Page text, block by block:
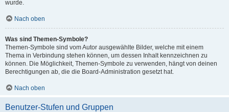
wurde.
Nach oben
Was sind Themen-Symbole?
Themen-Symbole sind vom Autor ausgewählte Bilder, welche mit einem
Thema in Verbindung stehen können, um dessen Inhalt kennzeichnen zu
können. Die Möglichkeit, Themen-Symbole zu verwenden, hängt von deinen
Berechtigungen ab, die die Board-Administration gesetzt hat.
Nach oben
Benutzer-Stufen und Gruppen